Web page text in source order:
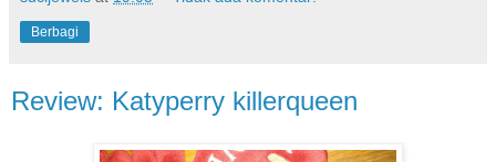
Berbagi
Review: Katyperry killerqueen